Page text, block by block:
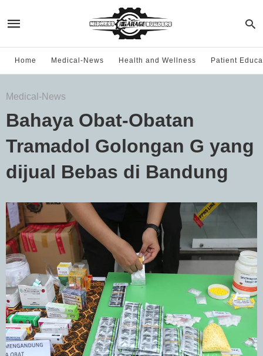
Home Medical-News Health and Wellness Patient
Medical-News
Bahaya Obat-Obatan
Tramadol Golongan G yang
dijual Bebas di Bandung